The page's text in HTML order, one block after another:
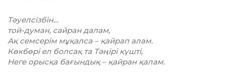
Тәуелсізбін…
той-думан, сайран далам,
Ақ семсерім мұқалса – қайрап алам.
Көкбөрі ел болсақ та Тәңірі күшті,
Неге орысқа бағындық – қайран қалам.